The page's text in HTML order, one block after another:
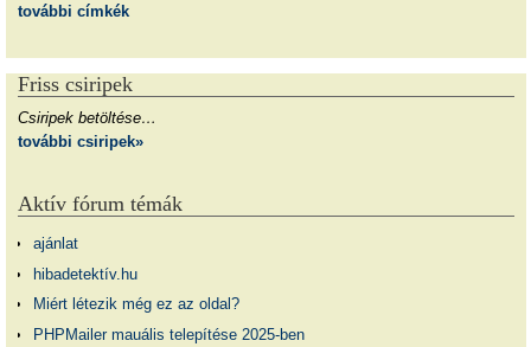
további címkék
Friss csiripek
Csiripek betöltése…
további csiripek»
Aktív fórum témák
ajánlat
hibadetektív.hu
Miért létezik még ez az oldal?
PHPMailer mauális telepítése 2025-ben